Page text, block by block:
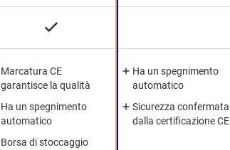
Marcatura CE
garantisce la qualità
Ha un spegnimento
automatico
Borsa di stoccaggio
Ha un spegnimento
automatico
Sicurezza confermata
dalla certificazione CE